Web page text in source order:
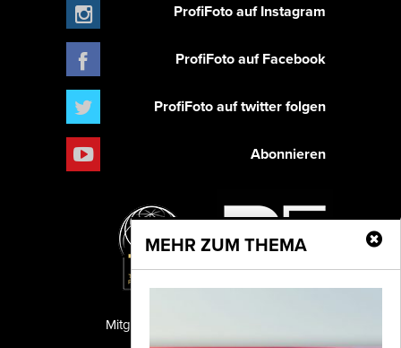
MEHR ZUM THEMA
ProfiFoto auf Instagram
ProfiFoto auf Facebook
ProfiFoto auf twitter folgen
Abonnieren
Mitglied der TIPA